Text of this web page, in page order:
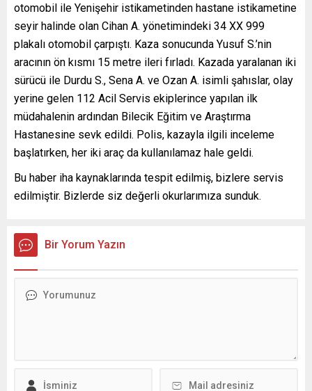
otomobil ile Yenişehir istikametinden hastane istikametine
seyir halinde olan Cihan A. yönetimindeki 34 XX 999
plakalı otomobil çarpıştı. Kaza sonucunda Yusuf S.’nin
aracının ön kısmı 15 metre ileri fırladı. Kazada yaralanan iki
sürücü ile Durdu S., Sena A. ve Ozan A. isimli şahıslar, olay
yerine gelen 112 Acil Servis ekiplerince yapılan ilk
müdahalenin ardından Bilecik Eğitim ve Araştırma
Hastanesine sevk edildi. Polis, kazayla ilgili inceleme
başlatırken, her iki araç da kullanılamaz hale geldi.
Bu haber iha kaynaklarında tespit edilmiş, bizlere servis
edilmiştir. Bizlerde siz değerli okurlarımıza sunduk.
Bir Yorum Yazın